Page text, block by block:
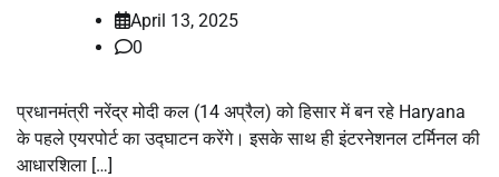
April 13, 2025
0
प्रधानमंत्री नरेंद्र मोदी कल (14 अप्रैल) को हिसार में बन रहे Haryana
के पहले एयरपोर्ट का उद्घाटन करेंगे। इसके साथ ही इंटरनेशनल टर्मिनल की
आधारशिला […]